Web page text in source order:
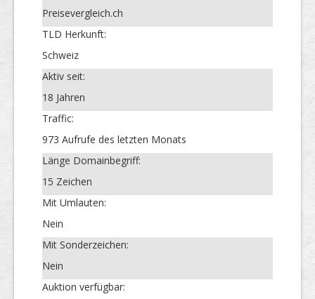
Preisevergleich.ch
TLD Herkunft:
Schweiz
Aktiv seit:
18 Jahren
Traffic:
973 Aufrufe des letzten Monats
Länge Domainbegriff:
15 Zeichen
Mit Umlauten:
Nein
Mit Sonderzeichen:
Nein
Auktion verfügbar: